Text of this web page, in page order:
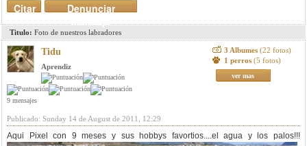
Denunciar
mensaje
Citar
Titulo: Foto de nuestros labradores
Tidu
Aprendiz
9 mensajes
3 Albumes (22 fotos)
1 perros (5 fotos)
ver mas
Publicado: Sunday 14 de August de 2011, 12:29
Aqui Pixel con 9 meses y sus hobbys favortios....el agua y los palos!!!